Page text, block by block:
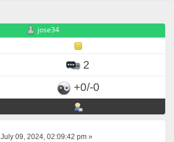
jose34
2
+0/-0
July 09, 2024, 02:09:42 pm »